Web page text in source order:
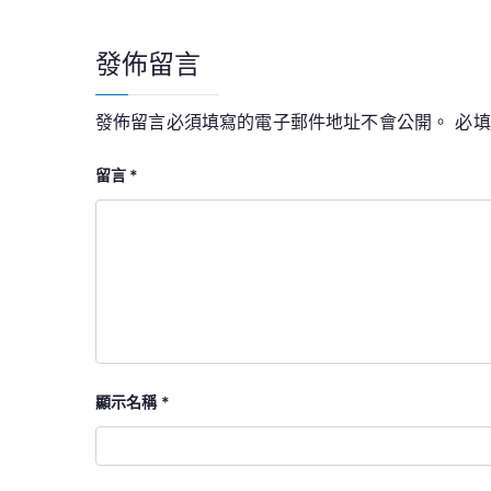
覽
發佈留言
發佈留言必須填寫的電子郵件地址不會公開。 必
留言 *
顯示名稱 *